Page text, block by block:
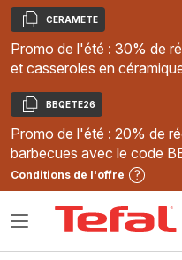
Copier
CERAMETE
Promo de l'été : 30% de
et casseroles en
Copier
BBQETE26
Promo de l'été : 20% de
barbecues avec le code
Conditions de l'offre
Ouvrir